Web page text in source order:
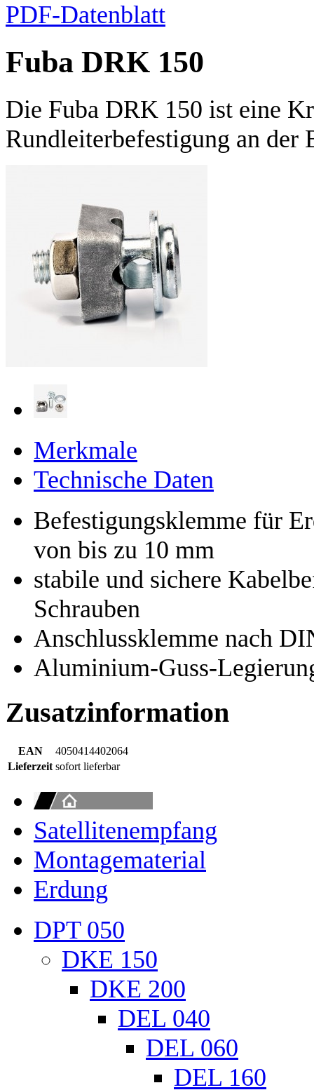
PDF-Datenblatt
Fuba DRK 150
Die Fuba DRK 150 ist eine
Rundleiterbefestigung an der
Merkmale
Technische Daten
Befestigungsklemme für
von bis zu 10 mm
stabile und sichere
Schrauben
Anschlussklemme nach
Aluminium-Guss-
Zusatzinformation
EAN
4050414402064
Lieferzeit sofort lieferbar
Satellitenempfang
Montagematerial
Erdung
DPT 050
DKE 150
DKE 200
DEL 040
DEL 060
DEL 160